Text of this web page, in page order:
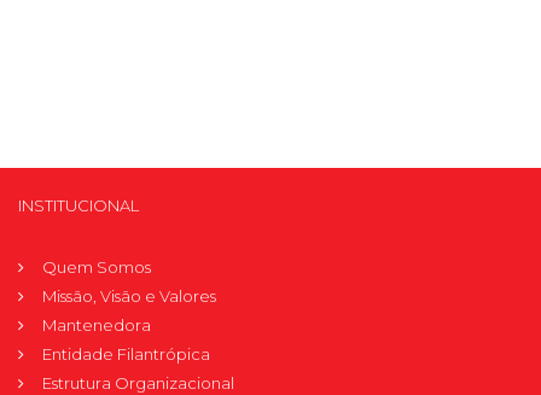
INSTITUCIONAL
Quem Somos
Missão, Visão e Valores
Mantenedora
Entidade Filantrópica
Estrutura Organizacional